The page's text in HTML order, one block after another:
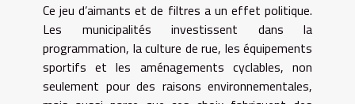
Ce jeu d’aimants et de filtres a un effet politique.
Les municipalités investissent dans la
programmation, la culture de rue, les équipements
sportifs et les aménagements cyclables, non
seulement pour des raisons environnementales,